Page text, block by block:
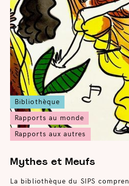
Bibliothèque
Rapports au monde
Rapports aux autres
Mythes et Meufs
La bibliothèque du SIPS